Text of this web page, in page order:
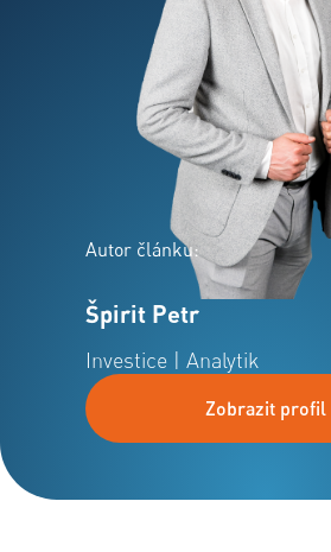
Autor článku:
Špirit Petr
Investice | Analytik
Zobrazit profil